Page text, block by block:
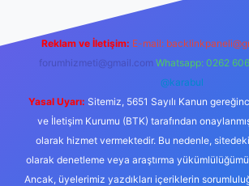
Reklam ve İletişim: E-mail:
forumhizmeti@gmail.com Whatsapp: 0262
@karabul
Yasal Uyarı: Sitemiz, 5651 Sayılı Kanun
ve İletişim Kurumu (BTK) tarafından
olarak hizmet vermektedir. Bu nedenle,
olarak denetleme veya araştırma
Ancak, üyelerimiz yazdıkları içeriklerin